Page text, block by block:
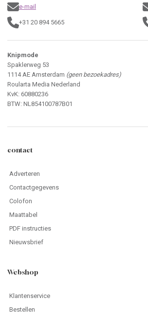
e-mail
+31 20 894 5665
Knipmode
Spaklerweg 53
1114 AE Amsterdam (geen bezoekadres)
Roularta Media Nederland
KvK: 60880236
BTW: NL854100787B01
contact
Adverteren
Contactgegevens
Colofon
Maattabel
PDF instructies
Nieuwsbrief
Webshop
Klantenservice
Bestellen